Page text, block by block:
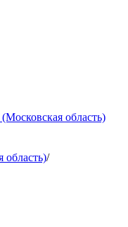
область)
область)/